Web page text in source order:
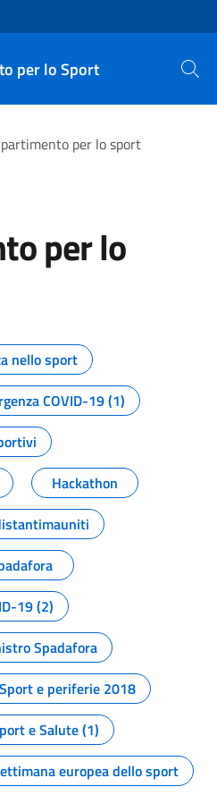
per lo Sport Cerca
per lo sport
per lo
della pagina
nello sport
COVID-19 (1)
Hackathon
19 (2)
Spadafora
Sport e periferie 2018
e Salute (1)
europea dello sport